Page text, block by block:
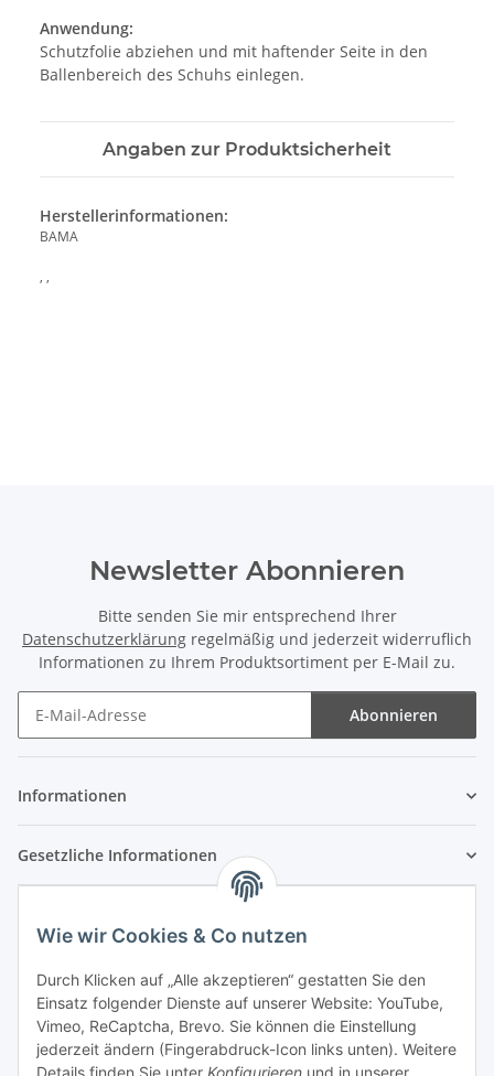
Wie wir Cookies & Co nutzen
Durch Klicken auf „Alle akzeptieren“ gestatten Sie den
Einsatz folgender Dienste auf unserer Website: YouTube,
Vimeo, ReCaptcha, Brevo. Sie können die Einstellung
jederzeit ändern (Fingerabdruck-Icon links unten). Weitere
Anwendung:
Schutzfolie abziehen und mit haftender Seite in den
Ballenbereich des Schuhs einlegen.
Angaben zur Produktsicherheit
Herstellerinformationen:
BAMA
, ,
Newsletter Abonnieren
Bitte senden Sie mir entsprechend Ihrer
Datenschutzerklärung regelmäßig und jederzeit widerruflich
Informationen zu Ihrem Produktsortiment per E-Mail zu.
Abonnieren
Informationen
Gesetzliche Informationen